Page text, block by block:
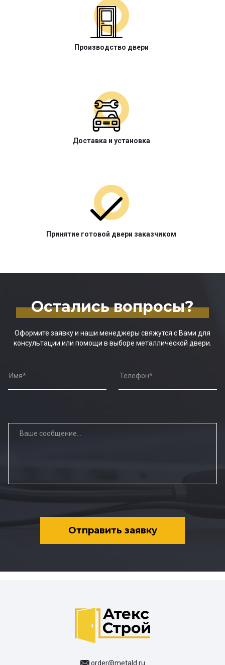
Производство двери
Доставка и установка
Принятие готовой двери заказчиком
Остались вопросы?
Оформите заявку и наши менеджеры свяжутся с Вами для
консультации или помощи в выборе металлической двери.
Отправить заявку
order@metald.ru